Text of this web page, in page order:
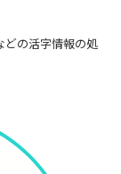
どの活字情報の処